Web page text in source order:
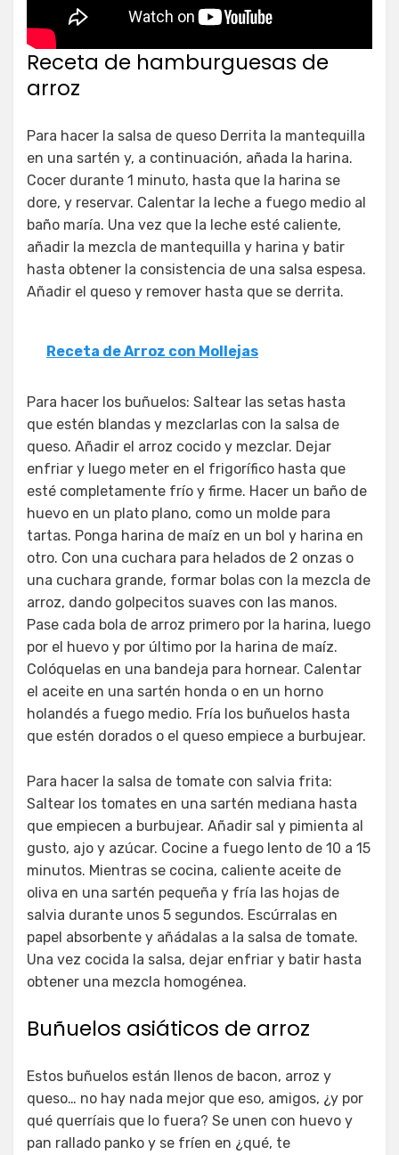
Receta de hamburguesas de
arroz
Para hacer la salsa de queso Derrita la mantequilla
en una sartén y, a continuación, añada la harina.
Cocer durante 1 minuto, hasta que la harina se
dore, y reservar. Calentar la leche a fuego medio al
baño maría. Una vez que la leche esté caliente,
añadir la mezcla de mantequilla y harina y batir
hasta obtener la consistencia de una salsa espesa.
Añadir el queso y remover hasta que se derrita.
Receta de Arroz con Mollejas
Para hacer los buñuelos: Saltear las setas hasta
que estén blandas y mezclarlas con la salsa de
queso. Añadir el arroz cocido y mezclar. Dejar
enfriar y luego meter en el frigorífico hasta que
esté completamente frío y firme. Hacer un baño de
huevo en un plato plano, como un molde para
tartas. Ponga harina de maíz en un bol y harina en
otro. Con una cuchara para helados de 2 onzas o
una cuchara grande, formar bolas con la mezcla de
arroz, dando golpecitos suaves con las manos.
Pase cada bola de arroz primero por la harina, luego
por el huevo y por último por la harina de maíz.
Colóquelas en una bandeja para hornear. Calentar
el aceite en una sartén honda o en un horno
holandés a fuego medio. Fría los buñuelos hasta
que estén dorados o el queso empiece a burbujear.
Para hacer la salsa de tomate con salvia frita:
Saltear los tomates en una sartén mediana hasta
que empiecen a burbujear. Añadir sal y pimienta al
gusto, ajo y azúcar. Cocine a fuego lento de 10 a 15
minutos. Mientras se cocina, caliente aceite de
oliva en una sartén pequeña y fría las hojas de
salvia durante unos 5 segundos. Escúrralas en
papel absorbente y añádalas a la salsa de tomate.
Una vez cocida la salsa, dejar enfriar y batir hasta
obtener una mezcla homogénea.
Buñuelos asiáticos de arroz
Estos buñuelos están llenos de bacon, arroz y
queso… no hay nada mejor que eso, amigos, ¿y por
qué querríais que lo fuera? Se unen con huevo y
pan rallado panko y se fríen en ¿qué, te